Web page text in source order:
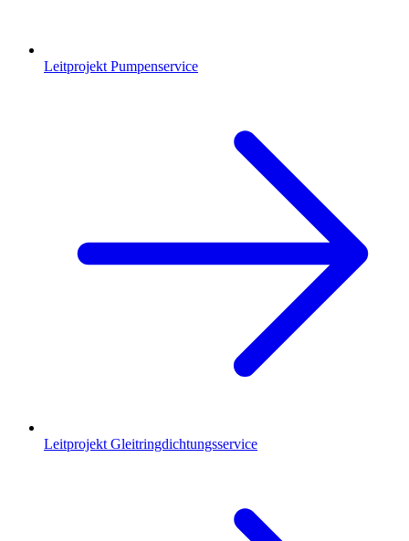
Leitprojekt Pumpenservice
Leitprojekt Gleitringdichtungsservice